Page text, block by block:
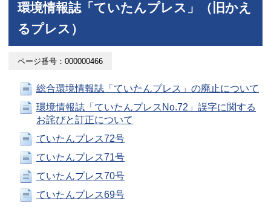
環境情報誌「ていたんプレス」（旧かえ
るプレス）
ページ番号：000000466
総合環境情報誌「ていたんプレス」の廃止について
環境情報誌「ていたんプレスNo.72」誤字に関する
お詫びと訂正について
ていたんプレス72号
ていたんプレス71号
ていたんプレス70号
ていたんプレス69号